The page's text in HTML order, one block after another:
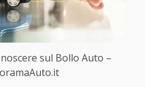
sul Bollo Auto –